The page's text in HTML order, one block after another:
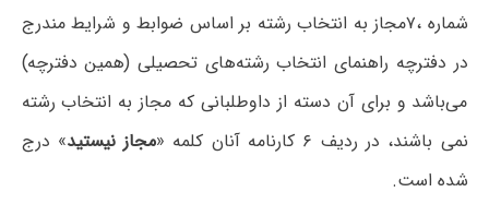
شماره ،۷مجاز به انتخاب رشته بر اساس ضوابط و شرایط مندرج
در دفترچه راهنمای انتخاب رشته‌های تحصیلی (همین دفترچه)
می‌باشد و برای آن دسته از داوطلبانی که مجاز به انتخاب رشته
نمی باشند، در ردیف ۶ کارنامه آنان کلمه «
مجاز نیستید» درج
شده است.